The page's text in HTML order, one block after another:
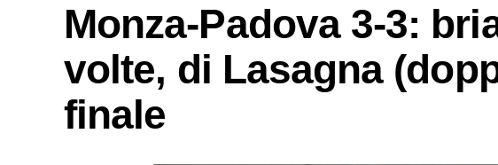
Monza-Padova 3-3:
volte, di Lasagna
finale